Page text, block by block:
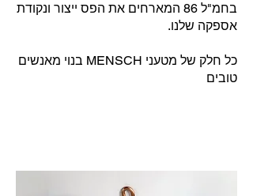
בחמ"ל 86 המארחים את הפס ייצור ונקודת
אספקה שלנו.
כל חלק של מטעני MENSCH בנוי מאנשים
טובים